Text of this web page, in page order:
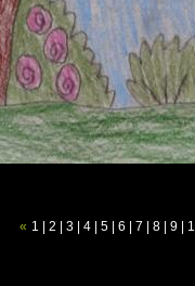
« 1 2 3| 4| 5| 6 7 8| 9|